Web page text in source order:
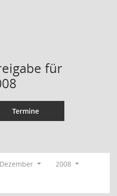
für
Termine
Dezember
2008